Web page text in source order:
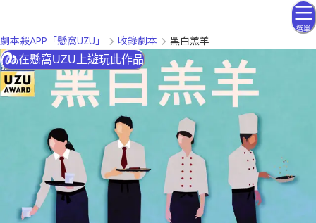
選單
劇本殺APP「懸窩UZU」 收錄劇本 黑白羔羊
在懸窩UZU上遊玩此作品